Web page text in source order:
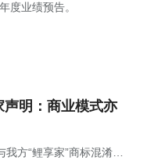
度业绩预告。
明：商业模式亦
方“鲤享家”商标混淆事